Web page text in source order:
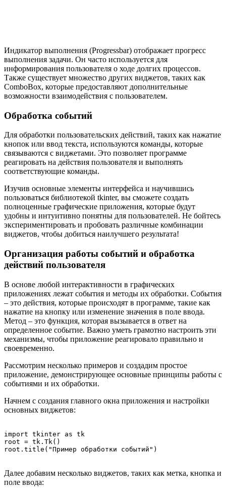
Индикатор выполнения (Progressbar) отображает прогресс
выполнения задачи. Он часто используется для
информирования пользователя о ходе долгих процессов.
Также существует множество других виджетов, таких как
ComboBox, которые предоставляют дополнительные
возможности взаимодействия с пользователем.
Обработка событий
Для обработки пользовательских действий, таких как нажатие
кнопок или ввод текста, используются команды, которые
связываются с виджетами. Это позволяет программе
реагировать на действия пользователя и выполнять
соответствующие команды.
Изучив основные элементы интерфейса и научившись
пользоваться библиотекой tkinter, вы сможете создать
полноценные графические приложения, которые будут
удобны и интуитивно понятны для пользователей. Не бойтесь
экспериментировать и пробовать различные комбинации
виджетов, чтобы добиться наилучшего результата!
Организация работы событий и обработка
действий пользователя
В основе любой интерактивности в графических
приложениях лежат события и методы их обработки. События
– это действия, которые происходят в программе, такие как
нажатие на кнопку или изменение значения в поле ввода.
Метод – это функция, которая вызывается в ответ на
определенное событие. Важно уметь грамотно настроить эти
механизмы, чтобы приложение реагировало правильно и
своевременно.
Рассмотрим несколько примеров и создадим простое
приложение, демонстрирующее основные принципы работы с
событиями и их обработки.
Начнем с создания главного окна приложения и настройки
основных виджетов:
import tkinter as tk
root = tk.Tk()
Далее добавим несколько виджетов, таких как метка, кнопка и
поле ввода: